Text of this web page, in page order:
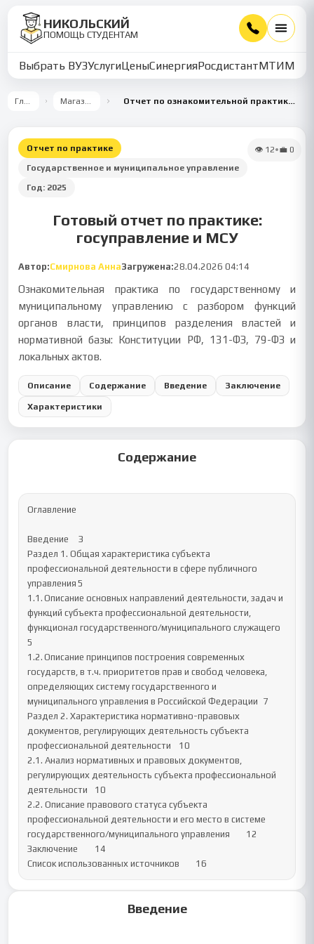
НИКОЛЬСКИЙ
ПОМОЩЬ СТУДЕНТАМ
Выбрать ВУЗУслугиЦеныСинергияРосдистантМТИММУ
Главная Магазин работ Отчет по ознакомительной практике по государственному и муниципальному управлению
Отчет по практике
Государственное и муниципальное управление
Год: 2025
👁 12•💼 0
Готовый отчет по практике:
госуправление и МСУ
Автор:Смирнова АннаЗагружена:28.04.2026 04:14
Ознакомительная практика по государственному и
муниципальному управлению с разбором функций
органов власти, принципов разделения властей и
нормативной базы: Конституции РФ, 131-ФЗ, 79-ФЗ и
локальных актов.
Описание Содержание Введение Заключение
Характеристики
Содержание
Оглавление
Введение	3
Раздел 1. Общая характеристика субъекта
профессиональной деятельности в сфере публичного
управления	5
1.1.	Описание основных направлений деятельности, задач и
функций субъекта профессиональной деятельности,
функционал государственного/муниципального служащего
5
1.2.	Описание принципов построения современных
государств, в т.ч. приоритетов прав и свобод человека,
определяющих систему государственного и
муниципального управления в Российской Федерации	7
Раздел 2. Характеристика нормативно-правовых
документов, регулирующих деятельность субъекта
профессиональной деятельности	10
2.1. Анализ нормативных и правовых документов,
регулирующих деятельность субъекта профессиональной
деятельности	10
2.2. Описание правового статуса субъекта
профессиональной деятельности и его место в системе
государственного/муниципального управления	12
Заключение	14
Список использованных источников	16
Введение